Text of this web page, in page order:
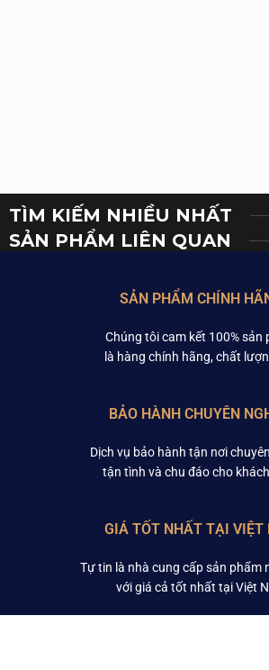
TÌM KIẾM NHIỀU NHẤT
SẢN PHẨM LIÊN QUAN​
SẢN PHẨM CHÍNH
Chúng tôi cam kết 100% sản
là hàng chính hãng, chất
BẢO HÀNH CHUYÊN
Dịch vụ bảo hành tận nơi
tận tình và chu đáo cho
GIÁ TỐT NHẤT TẠI VIỆT
Tự tin là nhà cung cấp sản phẩm
với giá cả tốt nhất tại Việt